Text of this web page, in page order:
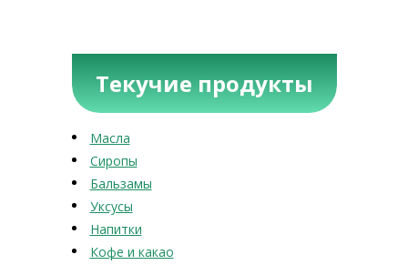
Текучие продукты
Масла
Сиропы
Бальзамы
Уксусы
Напитки
Кофе и какао